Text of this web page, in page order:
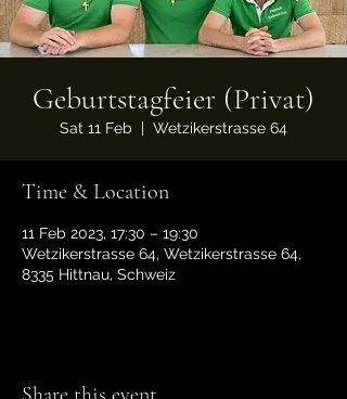
Geburtstagfeier (Privat)
Sat 11 Feb
  |
Wetzikerstrasse 64
Time & Location
11 Feb 2023, 17:30 – 19:30
Wetzikerstrasse 64, Wetzikerstrasse 64,
8335 Hittnau, Schweiz